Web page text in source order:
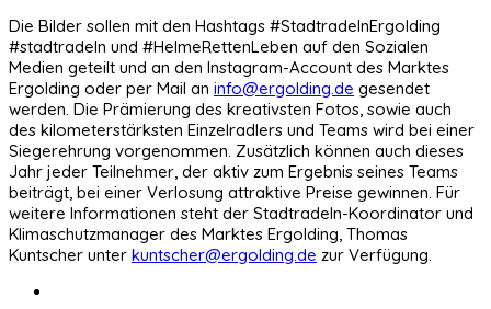
Die Bilder sollen mit den Hashtags #StadtradelnErgolding
#stadtradeln und #HelmeRettenLeben auf den Sozialen
Medien geteilt und an den Instagram-Account des Marktes
Ergolding oder per Mail an info@ergolding.de gesendet
werden. Die Prämierung des kreativsten Fotos, sowie auch
des kilometerstärksten Einzelradlers und Teams wird bei einer
Siegerehrung vorgenommen. Zusätzlich können auch dieses
Jahr jeder Teilnehmer, der aktiv zum Ergebnis seines Teams
beiträgt, bei einer Verlosung attraktive Preise gewinnen. Für
weitere Informationen steht der Stadtradeln-Koordinator und
Klimaschutzmanager des Marktes Ergolding, Thomas
Kuntscher unter kuntscher@ergolding.de zur Verfügung.